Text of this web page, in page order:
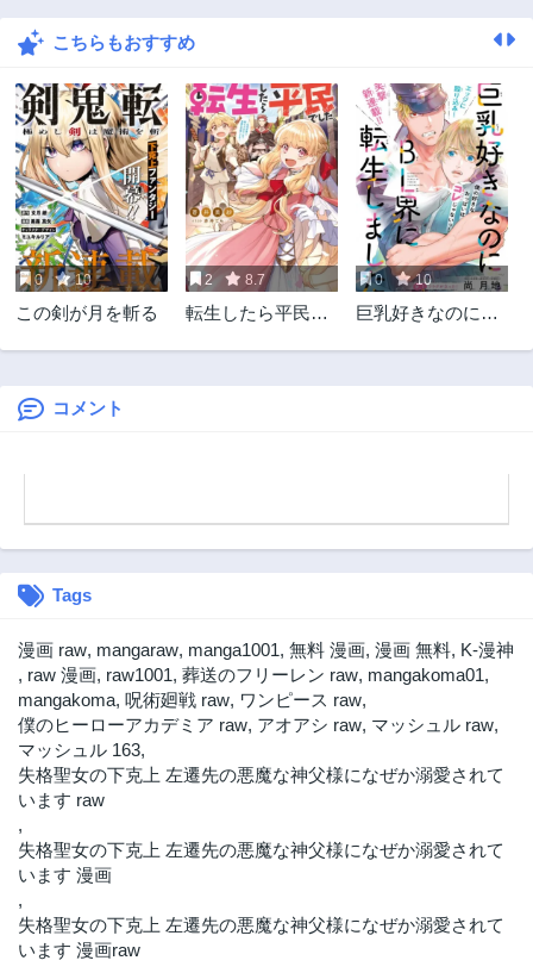
第6.2話
第6話
2年前
第5.2話
2年前
第5.1話
2年前
第5話
2年前
第4話
2年前
第3話
2年前
第2話
2年前
第1話
2年前
こちらもおすすめ
0 10
この剣が月を斬る
2 8.7
転生したら平民で
で貴族を目指しま
0 10
巨乳好きなのにBL
コメント
Tags
漫画 raw, mangaraw, manga1001, 無料 漫画, 漫画 無料, K-漫神
, raw 漫画, raw1001, 葬送のフリーレン raw, mangakoma01,
mangakoma, 呪術廻戦 raw, ワンピース raw,
僕のヒーローアカデミア raw, アオアシ raw, マッシュル raw,
マッシュル 163,
失格聖女の下克上 左遷先の悪魔な神父様になぜか溺愛されて
います raw
,
失格聖女の下克上 左遷先の悪魔な神父様になぜか溺愛されて
います 漫画
,
失格聖女の下克上 左遷先の悪魔な神父様になぜか溺愛されて
います 漫画raw